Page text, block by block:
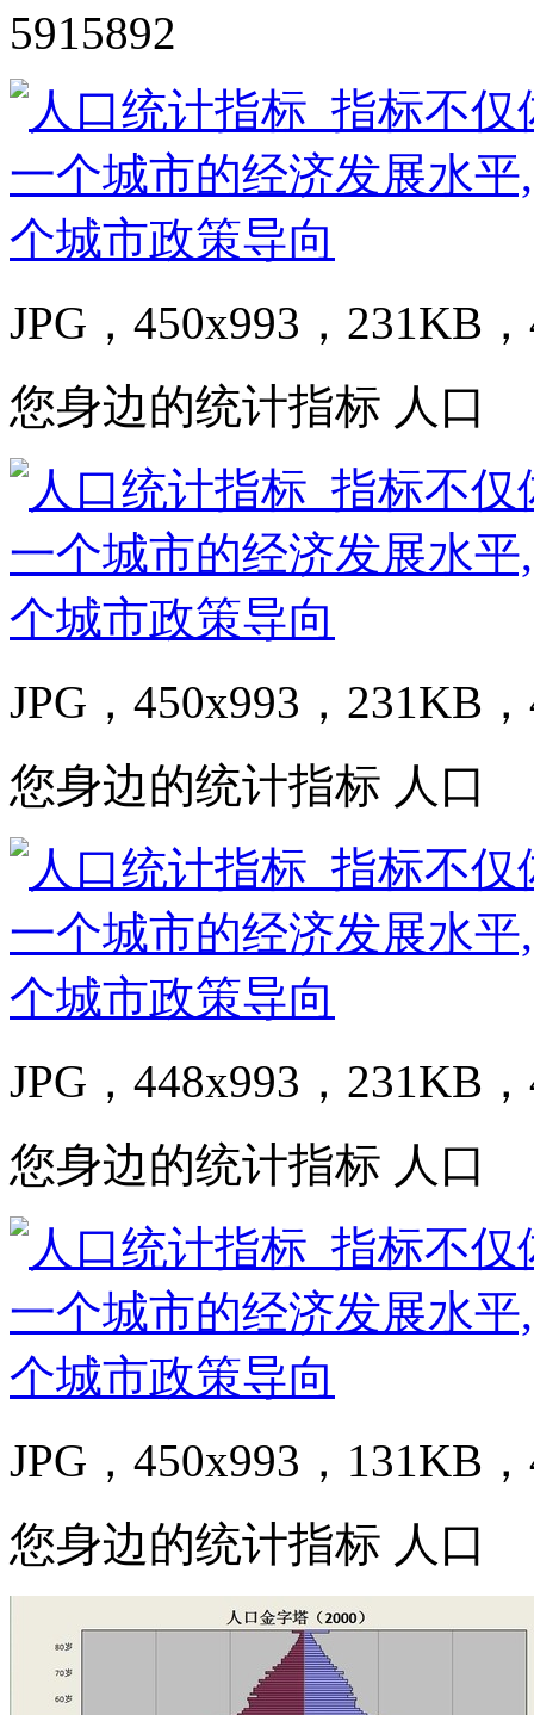
5915892
JPG，450x993，231KB
您身边的统计指标 人口
JPG，450x993，231KB
您身边的统计指标 人口
JPG，448x993，231KB
您身边的统计指标 人口
JPG，450x993，131KB
您身边的统计指标 人口